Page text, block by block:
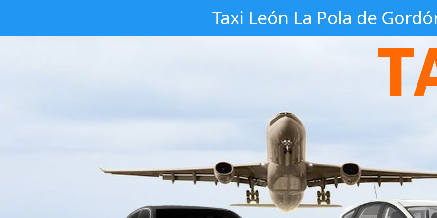
Taxi León La Pola de